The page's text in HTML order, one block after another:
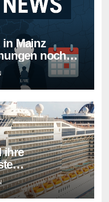
in Mainz
noch
ihre
neue